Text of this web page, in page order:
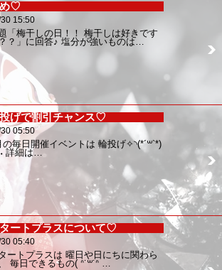
♡
15:50
「梅干しの日！！ 梅干しは好きです
？」に回答♪ 塩分が強いものは…
げで割引チャンス♡
05:50
の毎日開催イベントは 輪投げ✧︎◝︎(*´꒳`*)
詳細は…
ートプラスについて♡
05:40
ートプラスは 曜日や日にちに関わら
毎日できるもの( ᐢ˙꒳​˙ᐢ …